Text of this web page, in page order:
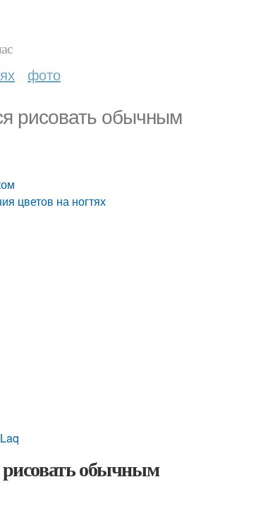
фото
рисовать обычным
цветов на ногтях
рисовать обычным